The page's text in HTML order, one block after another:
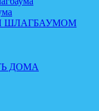
ШЛАГБАУМОМ
ДОМА